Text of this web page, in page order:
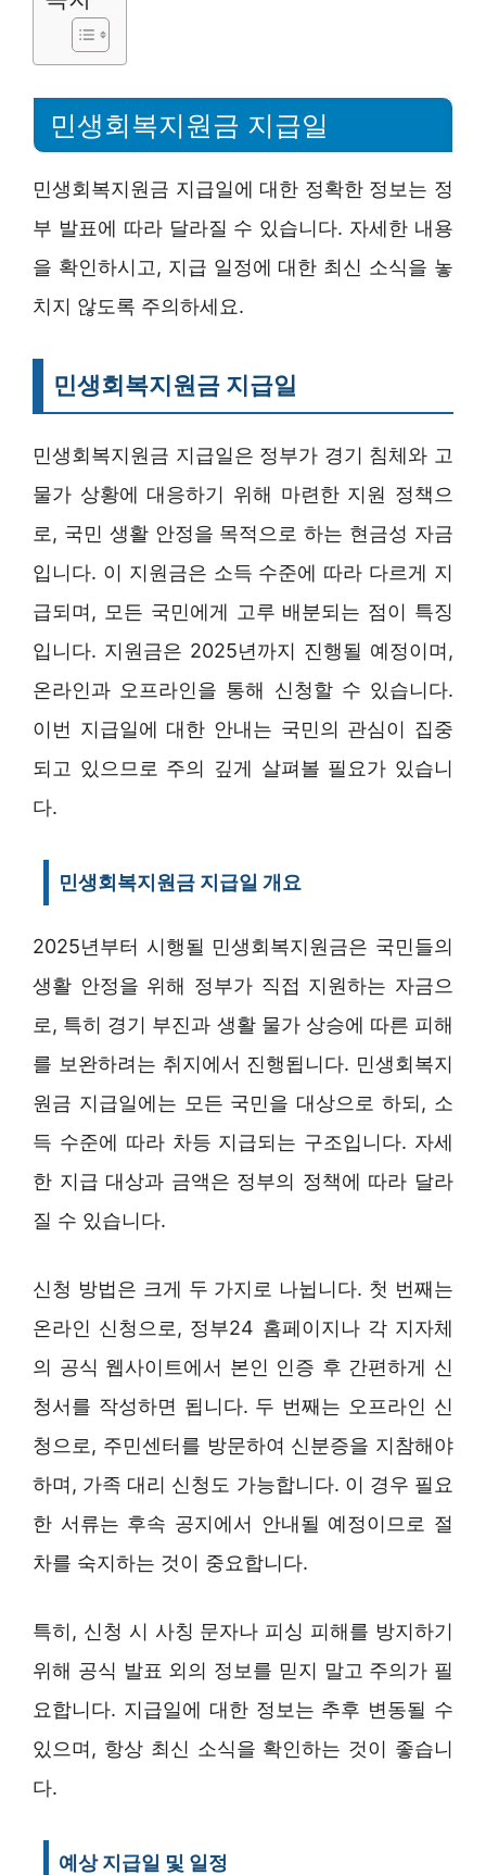
민생회복지원금 지급일
민생회복지원금 지급일에 대한 정확한 정보는 정
부 발표에 따라 달라질 수 있습니다. 자세한 내용
을 확인하시고, 지급 일정에 대한 최신 소식을 놓
치지 않도록 주의하세요.
민생회복지원금 지급일
민생회복지원금 지급일은 정부가 경기 침체와 고
물가 상황에 대응하기 위해 마련한 지원 정책으
로, 국민 생활 안정을 목적으로 하는 현금성 자금
입니다. 이 지원금은 소득 수준에 따라 다르게 지
급되며, 모든 국민에게 고루 배분되는 점이 특징
입니다. 지원금은 2025년까지 진행될 예정이며,
온라인과 오프라인을 통해 신청할 수 있습니다.
이번 지급일에 대한 안내는 국민의 관심이 집중
되고 있으므로 주의 깊게 살펴볼 필요가 있습니
다.
민생회복지원금 지급일 개요
2025년부터 시행될 민생회복지원금은 국민들의
생활 안정을 위해 정부가 직접 지원하는 자금으
로, 특히 경기 부진과 생활 물가 상승에 따른 피해
를 보완하려는 취지에서 진행됩니다. 민생회복지
원금 지급일에는 모든 국민을 대상으로 하되, 소
득 수준에 따라 차등 지급되는 구조입니다. 자세
한 지급 대상과 금액은 정부의 정책에 따라 달라
질 수 있습니다.
신청 방법은 크게 두 가지로 나뉩니다. 첫 번째는
온라인 신청으로, 정부24 홈페이지나 각 지자체
의 공식 웹사이트에서 본인 인증 후 간편하게 신
청서를 작성하면 됩니다. 두 번째는 오프라인 신
청으로, 주민센터를 방문하여 신분증을 지참해야
하며, 가족 대리 신청도 가능합니다. 이 경우 필요
한 서류는 후속 공지에서 안내될 예정이므로 절
차를 숙지하는 것이 중요합니다.
특히, 신청 시 사칭 문자나 피싱 피해를 방지하기
위해 공식 발표 외의 정보를 믿지 말고 주의가 필
요합니다. 지급일에 대한 정보는 추후 변동될 수
있으며, 항상 최신 소식을 확인하는 것이 좋습니
다.
예상 지급일 및 일정